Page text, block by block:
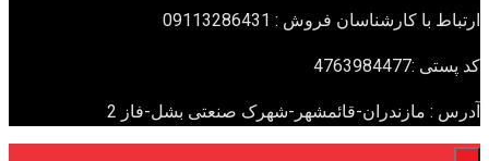
ارتباط با کارشناسان فروش : 09113286431
کد پستی :4763984477
آدرس : مازندران-قائمشهر-شهرک صنعتی بشل-فاز 2